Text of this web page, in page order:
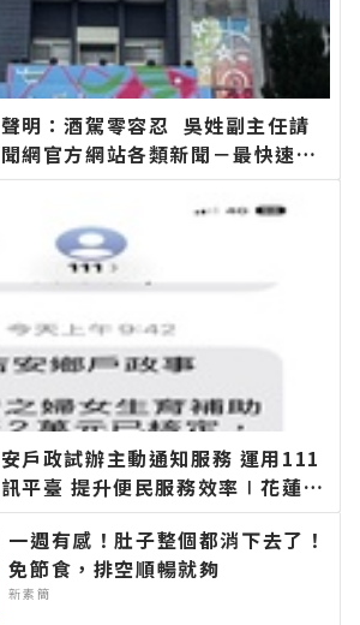
明：酒駕零容忍 吳姓副主任請
網官方網站各類新聞－最快速的
的在地資訊！
戶政試辦主動通知服務 運用111
平臺 提升便民服務效率∣花蓮新
新聞－最快速的今日新聞報導 最
一週有感！肚子整個都消下去了！
免節食，排空順暢就夠
新素簡